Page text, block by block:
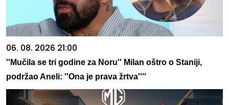
06. 08. 2026 21:00
''Mučila se tri godine za Noru'' Milan oštro o Staniji,
podržao Aneli: ''Ona je prava žrtva''''